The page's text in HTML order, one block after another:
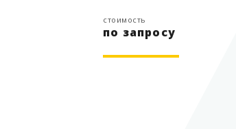
стоимость
по запросу